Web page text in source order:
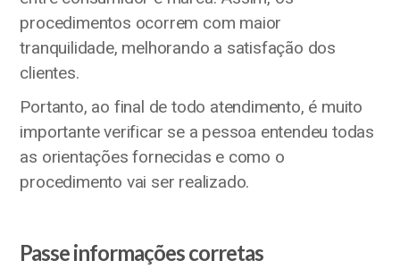
procedimentos ocorrem com maior
tranquilidade, melhorando a satisfação dos
clientes.
Portanto, ao final de todo atendimento, é muito
importante verificar se a pessoa entendeu todas
as orientações fornecidas e como o
procedimento vai ser realizado.
Passe informações corretas